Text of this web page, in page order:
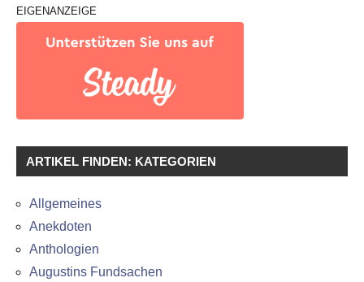
EIGENANZEIGE
ARTIKEL FINDEN: KATEGORIEN
Allgemeines
Anekdoten
Anthologien
Augustins Fundsachen